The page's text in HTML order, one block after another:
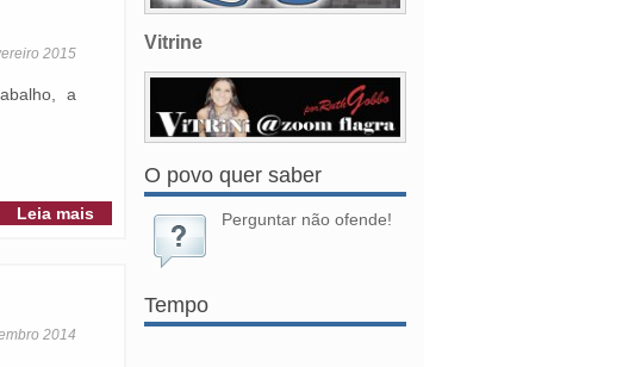
2015
a
Leia mais
2014
Vitrine
O povo quer saber
Perguntar não ofende!
Tempo